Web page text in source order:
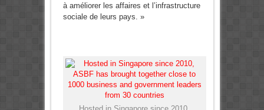
à améliorer les affaires et l’infrastructure
sociale de leurs pays. »